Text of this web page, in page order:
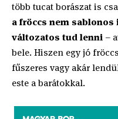
több tucat borászat is
a fröccs nem
változatos tud lenni–
bele. Hiszen egy jó
fűszeres vagy akár
este a barátokkal.